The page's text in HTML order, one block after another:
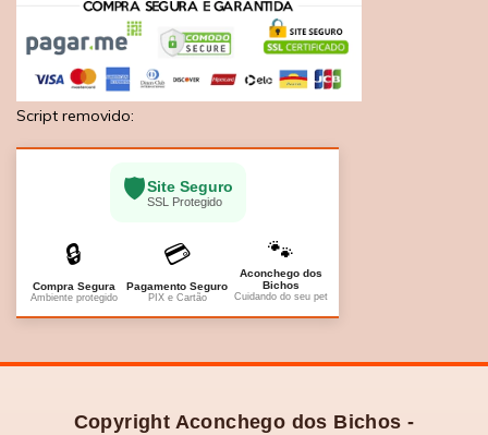
Script removido:
🛡️Site Seguro
SSL Protegido
🔒
Compra Segura
Ambiente protegido
💳
Pagamento Seguro
PIX e Cartão
🐾
Aconchego dos
Bichos
Cuidando do seu pet
Copyright Aconchego dos Bichos -